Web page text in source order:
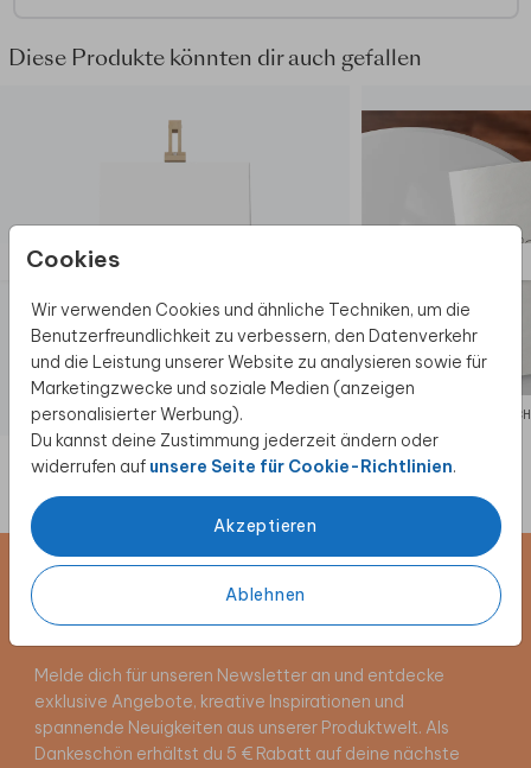
Cookies
Wir verwenden Cookies und ähnliche Techniken, um die
Benutzerfreundlichkeit zu verbessern, den Datenverkehr
und die Leistung unserer Website zu analysieren sowie für
Marketingzwecke und soziale Medien (anzeigen
personalisierter Werbung).
Du kannst deine Zustimmung jederzeit ändern oder
widerrufen auf unsere Seite für Cookie-Richtlinien.
Akzeptieren
Ablehnen
Diese Produkte könnten dir auch gefallen
SCHILD
Newsletter abonnieren und 5 €
Rabatt sichern
Melde dich für unseren Newsletter an und entdecke
exklusive Angebote, kreative Inspirationen und
spannende Neuigkeiten aus unserer Produktwelt. Als
Dankeschön erhältst du 5 € Rabatt auf deine nächste